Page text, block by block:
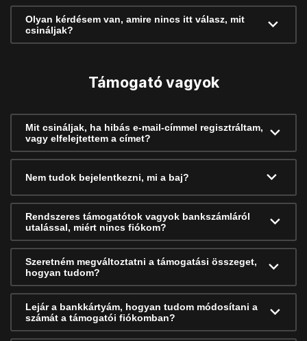
Olyan kérdésem van, amire nincs itt válasz, mit
csináljak?
Támogató vagyok
Mit csináljak, ha hibás e-mail-címmel regisztráltam,
vagy elfelejtettem a címet?
Nem tudok bejelentkezni, mi a baj?
Rendszeres támogatótok vagyok bankszámláról
utalással, miért nincs fiókom?
Szeretném megváltoztatni a támogatási összeget,
hogyan tudom?
Lejár a bankkártyám, hogyan tudom módosítani a
számát a támogatói fiókomban?